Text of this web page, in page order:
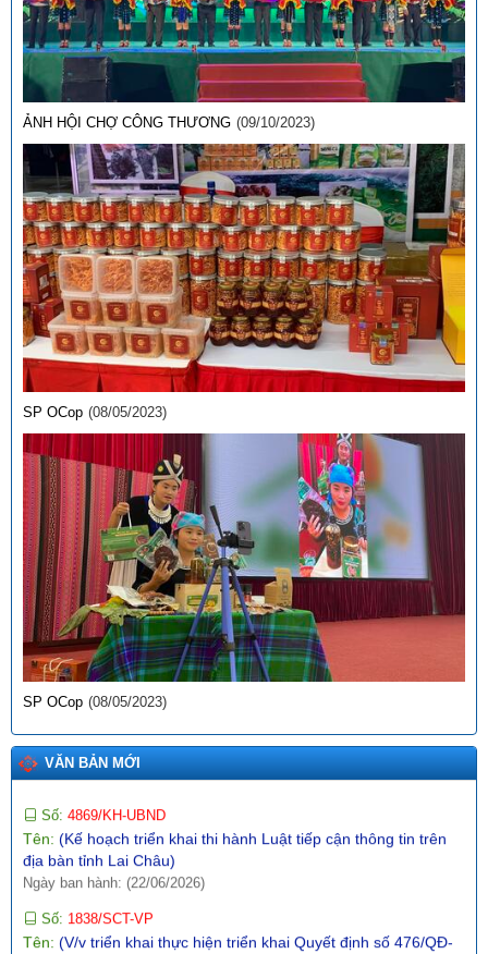
ẢNH HỘI CHỢ CÔNG THƯƠNG (09/10/2023)
SP OCop (08/05/2023)
SP OCop (08/05/2023)
VĂN BẢN MỚI
Số:1792/KH-SCT
Tên:(Kế hoạch thực hiện Nghị quyết số 57-NQ/TW, ngày
22/12/2024 của Bộ Chính trị về đột phá phát triển khoa học,
công nghệ, đổi mới sáng tạo và chuyển đổi số quốc gia năm
2026)
Ngày ban hành: (09/05/2026)
Số:3092/SCT-QLTM
Tên:
(Tuyên truyền, phổ biến thông tin Sổ tay hướng dẫn thực
thi, hỏi đáp các quy định SPS trong xuất khẩu nông - lâm - thủy
sản vào thị trường EU)
Ngày ban hành: (12/07/2026)
Số: 1771/SCT-VP
Tên:(V/v triển khai thực hiện Thông báo số 01-TB/CQTTBCĐ
ngày 16/4/2026 của Cơ quan thường trực BCĐ nghị quyết số
57-NQ/TW)
Ngày ban hành: (09/05/2026)
Số:142/2026/NĐ-CP
Tên: (Nghị định quy định chi tiết một số điều và biện pháp thi
hành Luật Trí tuệ nhân tạo)
Ngày ban hành: (19/05/2026)
Số:4869/KH-UBND
địa bàn tỉnh Lai Châu)
Ngày ban hành: (22/06/2026)
Số: 1838/SCT-VP
TTg ngày 25 tháng 3 năm 2026 của Thủ tướng Chính phủ)
Ngày ban hành: (05/05/2026)